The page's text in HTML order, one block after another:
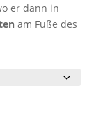
er dann in
am Fuße des